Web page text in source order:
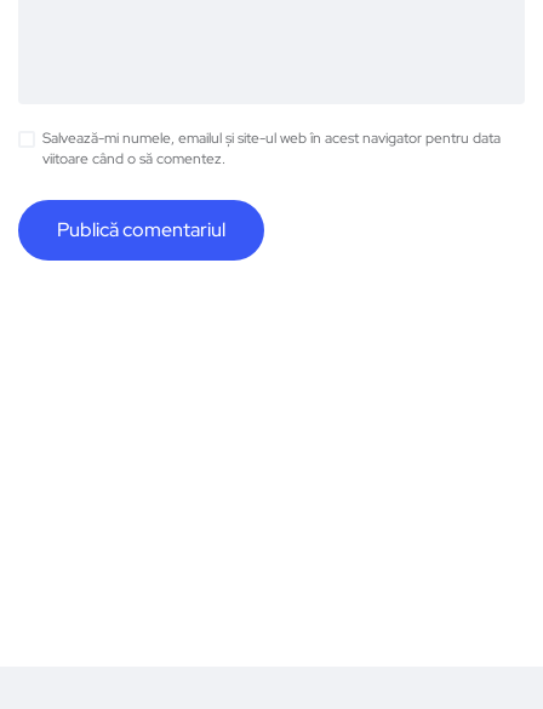
Salvează-mi numele, emailul și site-ul web în acest navigator pentru data
viitoare când o să comentez.